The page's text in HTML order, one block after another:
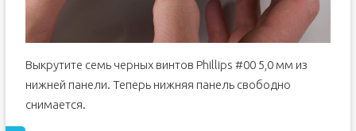
Выкрутите семь черных винтов Phillips #00 5,0 мм из
нижней панели. Теперь нижняя панель свободно
снимается.